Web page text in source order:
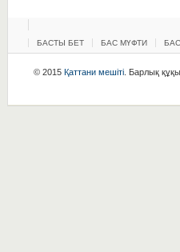
БАСТЫ БЕТ БАС МҮФТИ
© 2015 Қаттани мешіті. Барлық